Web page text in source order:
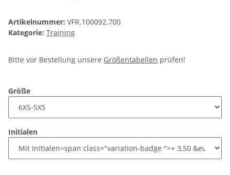
Artikelnummer: VFR.100092.700
Kategorie: Training
Bitte vor Bestellung unsere Größentabellen prüfen!
Größe
Initialen